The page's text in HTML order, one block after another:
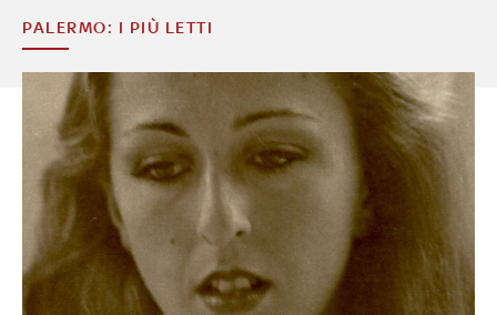
PALERMO: I PIÙ LETTI